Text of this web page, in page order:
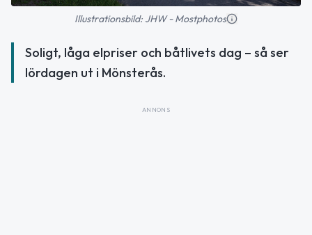
Illustrationsbild: JHW - Mostphotos
Soligt, låga elpriser och båtlivets dag – så ser
lördagen ut i Mönsterås.
ANNONS